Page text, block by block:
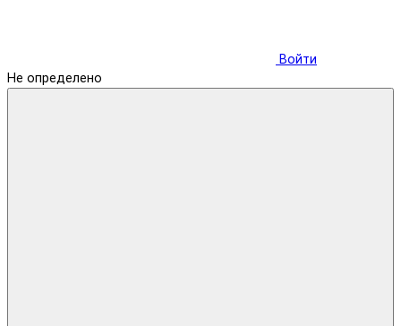
Войти
Не определено